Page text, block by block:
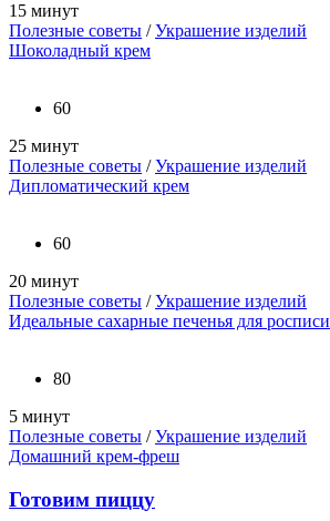
15 минут
Полезные советы /Украшение изделий
Шоколадный крем
60
25 минут
Полезные советы /Украшение изделий
Дипломатический крем
60
20 минут
Полезные советы /Украшение изделий
Идеальные сахарные печенья для росписи
80
5 минут
Полезные советы /Украшение изделий
Домашний крем-фреш
Готовим пиццу